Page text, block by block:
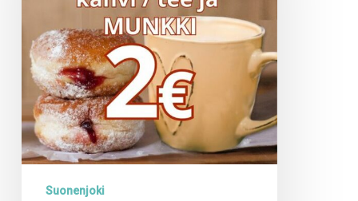
tee
munkki
2€
Suonenjoki